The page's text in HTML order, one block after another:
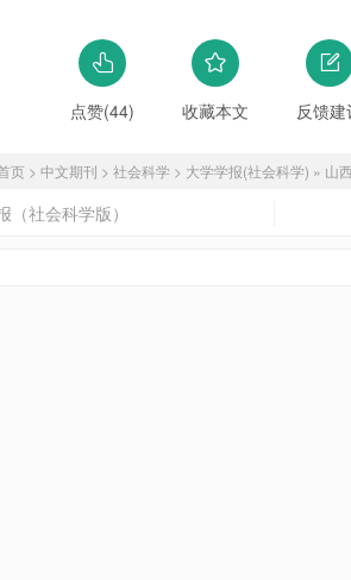
点赞(44) 收藏本文 反馈建
页 > 中文期刊 > 社会科学 > 大学学报(社会科学) » 山
（社会科学版）